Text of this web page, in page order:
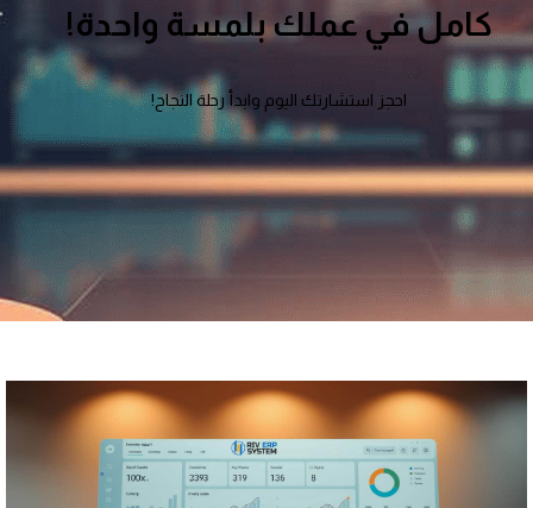
كامل في عملك بلمسة واحدة!
احجز استشارتك اليوم وابدأ رحلة النجاح!